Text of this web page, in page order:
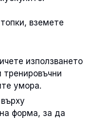
вземете
използването
тренировъчни
умора.
форма, за да